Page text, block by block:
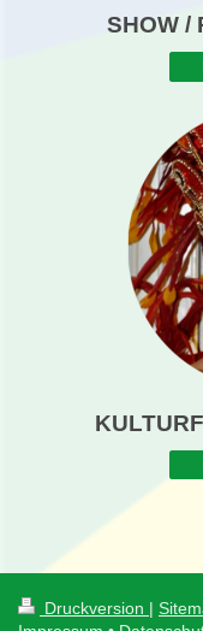
SHOW /
Druckversion |